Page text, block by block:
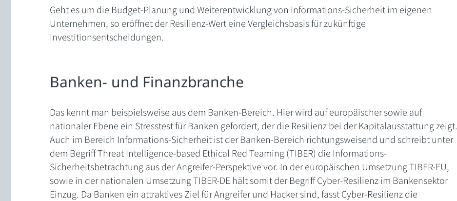
Geht es um die Budget-Planung und Weiterentwicklung von Informations-Sicherheit im eigenen
Unternehmen, so eröffnet der Resilienz-Wert eine Vergleichsbasis für zukünftige
Investitionsentscheidungen.
Banken- und Finanzbranche
Das kennt man beispielsweise aus dem Banken-Bereich. Hier wird auf europäischer sowie auf
nationaler Ebene ein Stresstest für Banken gefordert, der die Resilienz bei der Kapitalausstattung zeigt.
Auch im Bereich Informations-Sicherheit ist der Banken-Bereich richtungsweisend und schreibt unter
dem Begriff Threat Intelligence-based Ethical Red Teaming (TIBER) die Informations-
Sicherheitsbetrachtung aus der Angreifer-Perspektive vor. In der europäischen Umsetzung TIBER-EU,
sowie in der nationalen Umsetzung TIBER-DE hält somit der Begriff Cyber-Resilienz im Bankensektor
Einzug. Da Banken ein attraktives Ziel für Angreifer und Hacker sind, fasst Cyber-Resilienz die